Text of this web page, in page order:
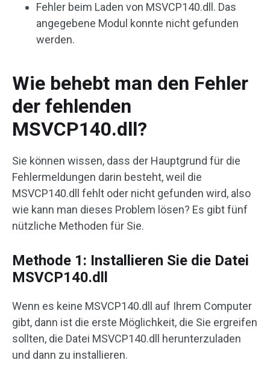
Fehler beim Laden von MSVCP140.dll. Das
angegebene Modul konnte nicht gefunden
werden.
Wie behebt man den Fehler
der fehlenden
MSVCP140.dll?
Sie können wissen, dass der Hauptgrund für die
Fehlermeldungen darin besteht, weil die
MSVCP140.dll fehlt oder nicht gefunden wird, also
wie kann man dieses Problem lösen? Es gibt fünf
nützliche Methoden für Sie.
Methode 1: Installieren Sie die Datei
MSVCP140.dll
Wenn es keine MSVCP140.dll auf Ihrem Computer
gibt, dann ist die erste Möglichkeit, die Sie ergreifen
sollten, die Datei MSVCP140.dll herunterzuladen
und dann zu installieren.